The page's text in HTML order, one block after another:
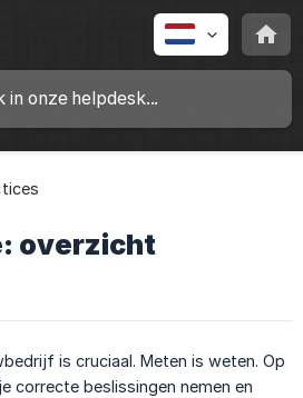
overzicht
is cruciaal. Meten is weten. Op
correcte beslissingen nemen en